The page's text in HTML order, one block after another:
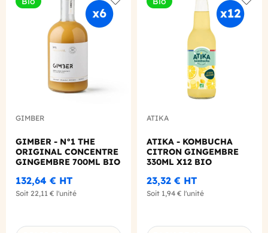
Add to wishlist
GIMBER
GIMBER - N°1 THE
ORIGINAL CONCENTRE
GINGEMBRE 700ML BIO
132,64 € HT
Soit 22,11 € l'unité
Add
ATIKA
ATIKA - KOMBUCHA
CITRON GINGEMBRE
330ML X12 BIO
23,32 € HT
Soit 1,94 € l'unité